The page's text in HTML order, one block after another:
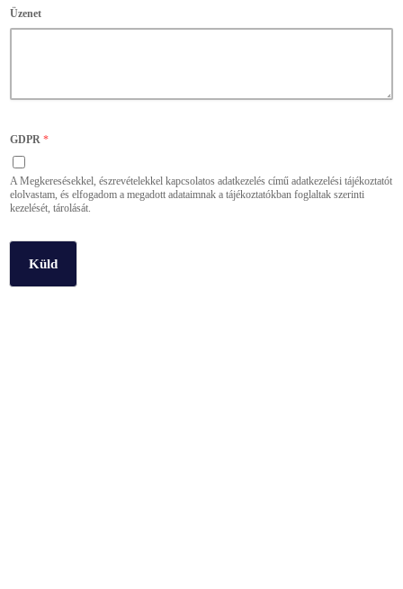
Üzenet
GDPR *
A Megkeresésekkel, észrevételekkel kapcsolatos adatkezelés című adatkezelési tájékoztatót
elolvastam, és elfogadom a megadott adataimnak a tájékoztatókban foglaltak szerinti
kezelését, tárolását.
Küld